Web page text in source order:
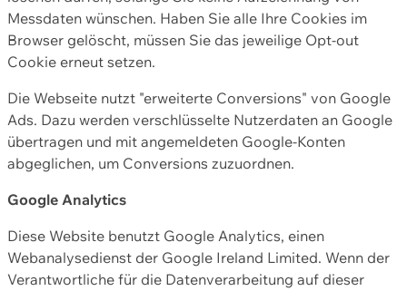
Messdaten wünschen. Haben Sie alle Ihre Cookies im
Browser gelöscht, müssen Sie das jeweilige Opt-out
Cookie erneut setzen.
Die Webseite nutzt "erweiterte Conversions" von Google
Ads. Dazu werden verschlüsselte Nutzerdaten an Google
übertragen und mit angemeldeten Google-Konten
abgeglichen, um Conversions zuzuordnen.
Google Analytics
Diese Website benutzt Google Analytics, einen
Webanalysedienst der Google Ireland Limited. Wenn der
Verantwortliche für die Datenverarbeitung auf dieser